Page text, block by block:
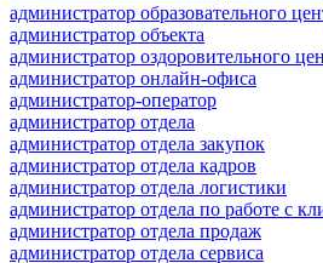
администратор образовательного
администратор объекта
администратор оздоровительного
администратор онлайн-офиса
администратор-оператор
администратор отдела
администратор отдела закупок
администратор отдела кадров
администратор отдела логистики
администратор отдела по работе с
администратор отдела продаж
администратор отдела сервиса